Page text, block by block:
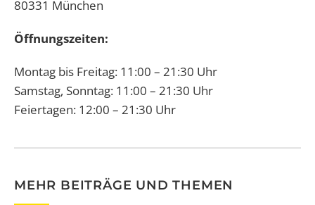
80331 München
Öffnungszeiten:
Montag bis Freitag: 11:00 – 21:30 Uhr
Samstag, Sonntag: 11:00 – 21:30 Uhr
Feiertagen: 12:00 – 21:30 Uhr
MEHR BEITRÄGE UND THEMEN